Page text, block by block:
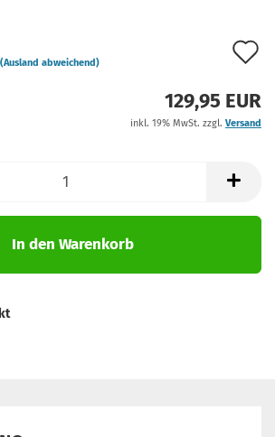
(Ausland abweichend)
129,95 EUR
inkl. 19% MwSt. zzgl. Versand
In den Warenkorb